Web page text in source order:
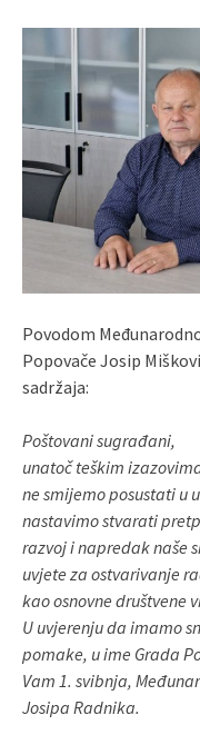
Povodom
Popovače Josip
sadržaja:
Poštovani sugrađani,
unatoč teškim
ne smijemo posustati u
nastavimo stvarati
razvoj i napredak naše
uvjete za ostvarivanje
kao osnovne društvene
U uvjerenju da imamo
pomake, u ime Grada
Vam 1. svibnja,
Josipa Radnika.